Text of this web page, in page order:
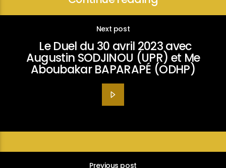
Next post
Le Duel du 30 avril 2023 avec
Augustin SODJINOU (UPR) et Me
Aboubakar BAPARAPÉ (ODHP)
Previous post